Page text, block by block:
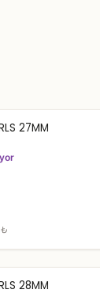
27MM
28MM